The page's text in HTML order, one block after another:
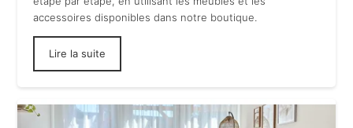
accessoires disponibles dans notre boutique.
Lire la suite